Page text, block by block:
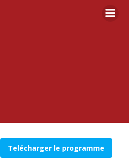
au
Telécharger le programme